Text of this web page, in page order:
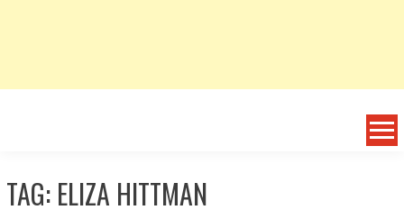
TAG: ELIZA HITTMAN